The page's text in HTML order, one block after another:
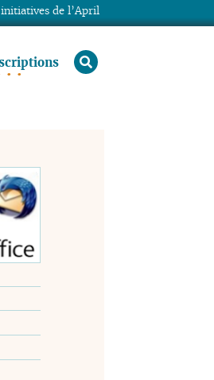
rechercher
initiatives de l’April